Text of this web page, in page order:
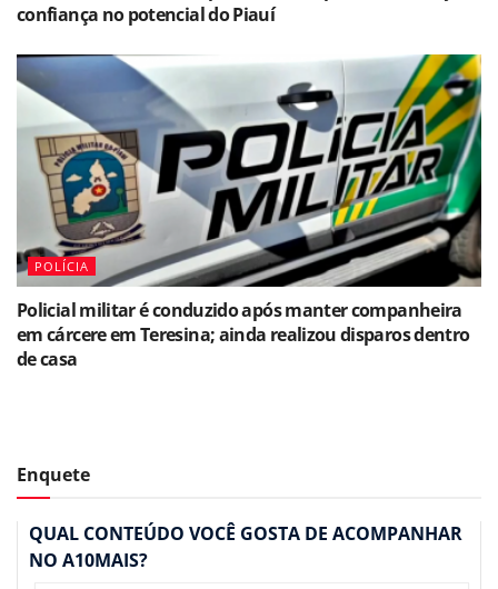
confiança no potencial do Piauí
POLÍCIA
Policial militar é conduzido após manter companheira
em cárcere em Teresina; ainda realizou disparos dentro
de casa
Enquete
QUAL CONTEÚDO VOCÊ GOSTA DE ACOMPANHAR
NO A10MAIS?